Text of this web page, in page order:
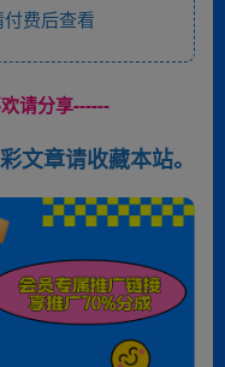
费后查看
请分享------
文章请收藏本站。